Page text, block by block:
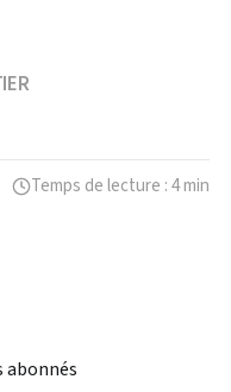
Temps de lecture : 4 min
abonnés